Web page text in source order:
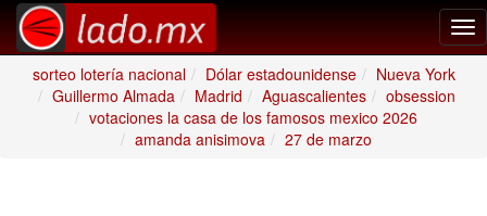
sorteo lotería nacional
Dólar estadounidense
Nueva York
Guillermo Almada
Madrid Aguascalientes
obsession
votaciones la casa de los famosos mexico 2026
amanda anisimova
27 de marzo